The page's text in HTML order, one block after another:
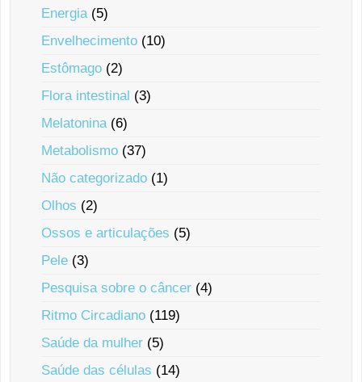
Energia (5)
Envelhecimento (10)
Estômago (2)
Flora intestinal (3)
Melatonina (6)
Metabolismo (37)
Não categorizado (1)
Olhos (2)
Ossos e articulações (5)
Pele (3)
Pesquisa sobre o câncer (4)
Ritmo Circadiano (119)
Saúde da mulher (5)
Saúde das células (14)